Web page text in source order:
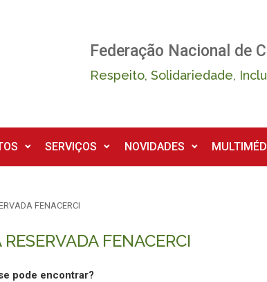
Federação Nacional de
Respeito, Solidariedade,
SERVIÇOS NOVIDADES
FENACERCI
FENACERCI
pode encontrar?